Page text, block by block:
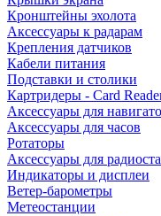
Кронштейны эхолота
Аксессуары к радарам
Крепления датчиков
Кабели питания
Подставки и столики
Картридеры - Card
Аксессуары для
Аксессуары для часов
Ротаторы
Аксессуары для
Индикаторы и дисплеи
Ветер-барометры
Метеостанции